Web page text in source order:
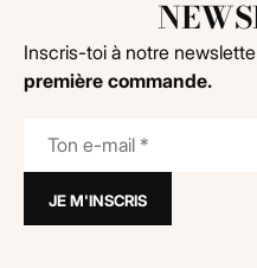
Inscris-toi à notre
première commande.